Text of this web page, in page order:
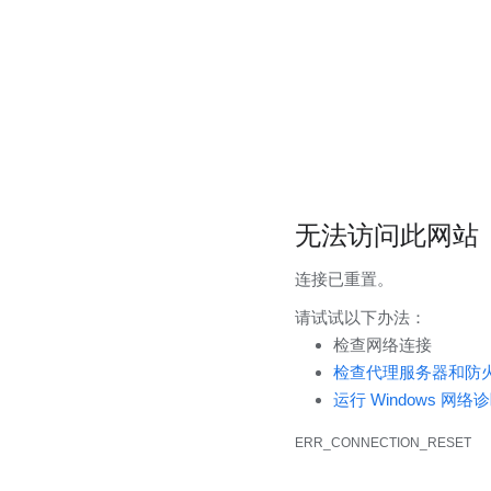
无法访问此网站
连接已重置。
请试试以下办法：
检查网络连接
检查代理服务器和防
运行 Windows 网络
ERR_CONNECTION_RESET